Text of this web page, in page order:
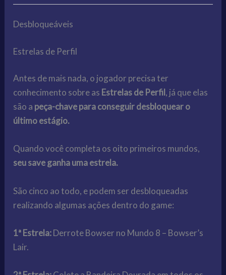
Desbloqueáveis
Estrelas de Perfil
Antes de mais nada, o jogador precisa ter
conhecimento sobre as Estrelas de Perfil, já que elas
são a peça-chave para conseguir desbloquear o
último estágio.
Quando você completa os oito primeiros mundos,
seu save ganha uma estrela.
São cinco ao todo, e podem ser desbloqueadas
realizando algumas ações dentro do game:
1ª Estrela:Derrote Bowser no Mundo 8 – Bowser’s
Lair.